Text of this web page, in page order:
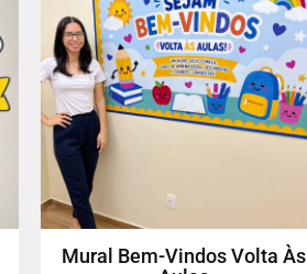
Mural Bem-Vindos Volta Às